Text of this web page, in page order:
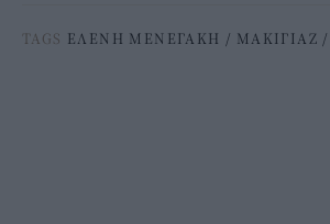
TAGS ΕΛΕΝΗ ΜΕΝΕΓΑΚΗ / ΜΑΚΙΓΙΑΖ /